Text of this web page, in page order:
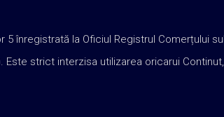
5 înregistrată la Oficiul Registrul Comerțului
Este strict interzisa utilizarea oricarui